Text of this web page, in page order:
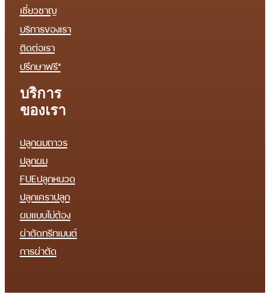
เชี่ยวชาญ
บริการของเรา
ติดต่อเรา
ปรึกษาฟรี*
บริการ
ของเรา
ปลูกผมถาวร
ปลูกผม
FUEปลูกหนวด
ปลูกเคราปลูก
ผมแบบไม่ต้อง
ผ่าตัดทรีทเมนต์
การผ่าตัด